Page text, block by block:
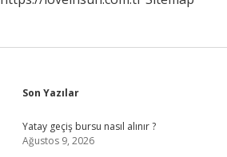
Sidebar
Son Yazılar
Yatay geçiş bursu nasıl alınır ?
Ağustos 9, 2026